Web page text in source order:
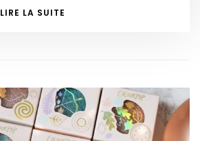
LIRE LA SUITE